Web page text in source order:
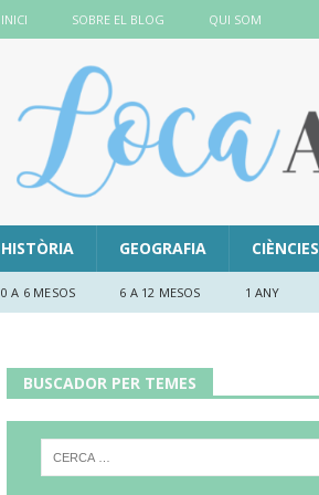
INICI SOBRE EL BLOG QUI SOM
HISTÒRIA GEOGRAFIA CIÈNCIES
0 A 6 MESOS 6 A 12 MESOS 1 ANY
BUSCADOR PER TEMES